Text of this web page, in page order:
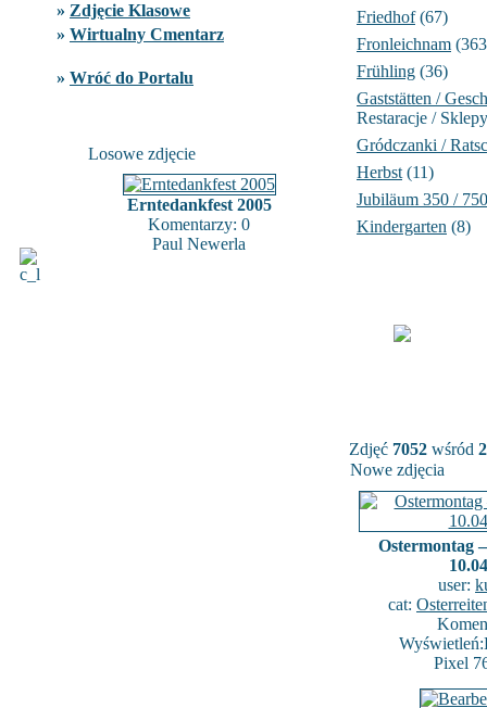
» Zdjęcie Klasowe
» Wirtualny Cmentarz
» Wróć do Portalu
Losowe zdjęcie
Erntedankfest 2005
Komentarzy: 0
Paul Newerla
Friedhof(67)
Fronleichnam
Frühling (36)
Gaststätten /
Restaracje / Sklepy
Gródczanki /
Herbst (11)
Jubiläum 350 / 750
Kindergarten (8)
Zdjęć 7052 wśród
Nowe zdjęcia
Ostermontag
user:
cat:
Pixel